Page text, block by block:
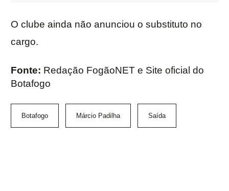
O clube ainda não anunciou o substituto no
cargo.
Fonte: Redação FogãoNET e Site oficial do
Botafogo
Botafogo Márcio Padilha Saída